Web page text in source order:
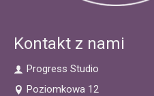
Kontakt z nami
Progress Studio
Poziomkowa 12